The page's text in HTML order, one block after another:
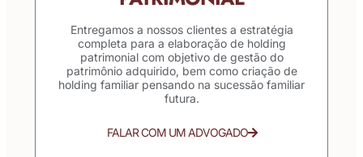
Entregamos a nossos clientes a estratégia
completa para a elaboração de holding
patrimonial com objetivo de gestão do
patrimônio adquirido, bem como criação de
holding familiar pensando na sucessão familiar
futura.
FALAR COM UM ADVOGADO